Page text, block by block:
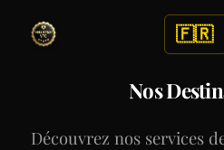
🇫🇷
Nos
Découvrez nos services